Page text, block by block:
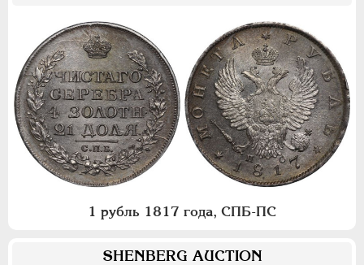
1 рубль 1817 года, СПБ-ПС
SHENBERG AUCTION